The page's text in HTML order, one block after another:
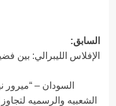
تصفّح
المقالات
السابق:
الإفلاس الليبرالي: بين
السودان – “ميرور
الشعبيه والرسميه